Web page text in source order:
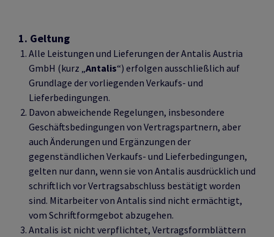
1. Geltung
Alle Leistungen und Lieferungen der Antalis Austria
GmbH (kurz „Antalis“) erfolgen ausschließlich auf
Grundlage der vorliegenden Verkaufs- und
Lieferbedingungen.
Davon abweichende Regelungen, insbesondere
Geschäftsbedingungen von Vertragspartnern, aber
auch Änderungen und Ergänzungen der
gegenständlichen Verkaufs- und Lieferbedingungen,
gelten nur dann, wenn sie von Antalis ausdrücklich und
schriftlich vor Vertragsabschluss bestätigt worden
sind. Mitarbeiter von Antalis sind nicht ermächtigt,
vom Schriftformgebot abzugehen.
Antalis ist nicht verpflichtet, Vertragsformblättern